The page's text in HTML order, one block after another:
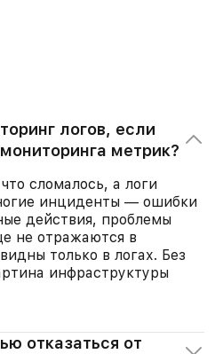
логов, если
метрик?
сломалось, а логи
инциденты — ошибки
действия, проблемы
не отражаются в
только в логах. Без
инфраструктуры
отказаться от